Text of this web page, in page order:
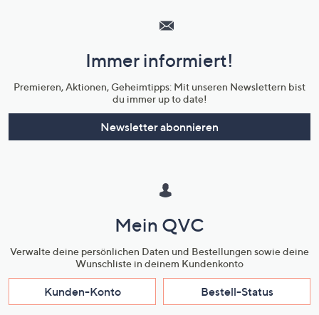
Unternehmensinformationen
Immer informiert!
Premieren, Aktionen, Geheimtipps: Mit unseren Newslettern bist
du immer up to date!
Newsletter abonnieren
Mein QVC
Verwalte deine persönlichen Daten und Bestellungen sowie deine
Wunschliste in deinem Kundenkonto
Kunden-Konto Bestell-Status